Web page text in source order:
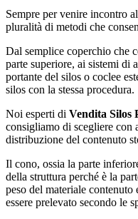
Sempre per venire incontro
pluralità di metodi che
Dal semplice coperchio che
parte superiore, ai sistemi di
portante del silos o coclee
silos con la stessa procedura.
Noi esperti di Vendita Silos
consigliamo di scegliere con
distribuzione del contenuto
Il cono, ossia la parte
della struttura perché è la
peso del materiale
essere prelevato secondo le